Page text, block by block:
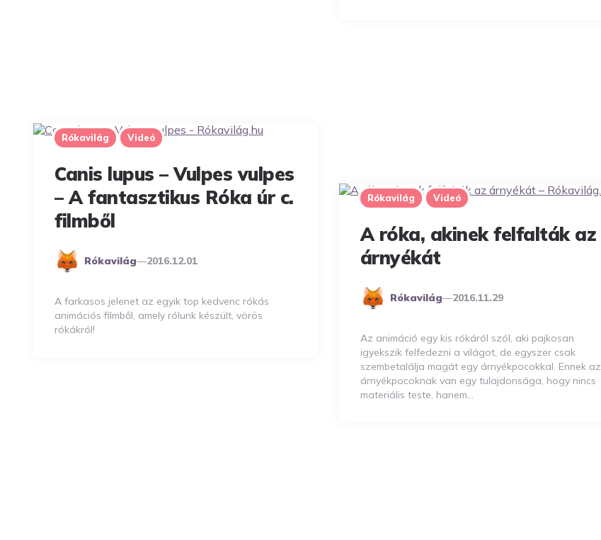
Rókavilág Videó
Canis lupus – Vulpes vulpes
– A fantasztikus Róka úr c.
filmből
Posted
Rókavilág 2016.12.01
A farkasos jelenet az egyik top kedvenc rókás
animációs filmből, amely rólunk készült, vörös
rókákról!
Rókavilág Videó
A róka, akinek felfalták az
árnyékát
Posted
Rókavilág 2016.11.29
Az animáció egy kis rókáról szól, aki pajkosan
igyekszik felfedezni a világot, de egyszer csak
szembetalálja magát egy árnyékpocokkal. Ennek az
árnyékpocoknak van egy tulajdonsága, hogy nincs
materiális teste, hanem…